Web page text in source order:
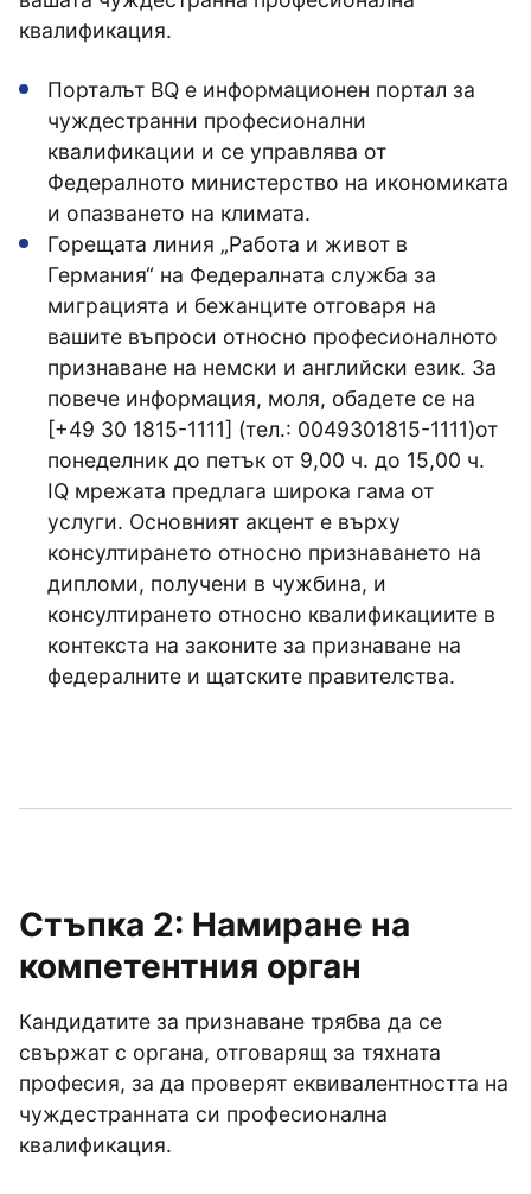
квалификация.
Порталът BQ е информационен портал за
чуждестранни професионални
квалификации и се управлява от
Федералното министерство на икономиката
и опазването на климата.
Горещата линия „Работа и живот в
Германия“ на Федералната служба за
миграцията и бежанците отговаря на
вашите въпроси относно професионалното
признаване на немски и английски език. За
повече информация, моля, обадете се на
[+49 30 1815-1111] (тел.: 0049301815-1111)от
понеделник до петък от 9,00 ч. до 15,00 ч.
IQ мрежата предлага широка гама от
услуги. Основният акцент е върху
консултирането относно признаването на
дипломи, получени в чужбина, и
консултирането относно квалификациите в
контекста на законите за признаване на
федералните и щатските правителства.
Стъпка 2: Намиране на
компетентния орган
Кандидатите за признаване трябва да се
свържат с органа, отговарящ за тяхната
професия, за да проверят еквивалентността на
чуждестранната си професионална
квалификация.